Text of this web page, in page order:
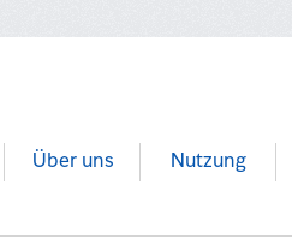
Über uns Nutzung